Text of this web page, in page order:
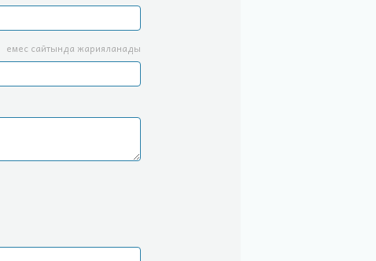
емес сайтында жарияланады